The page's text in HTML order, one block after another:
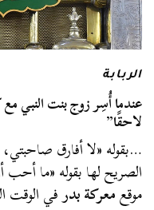
الربابة
عندما أُسِر زوج بنت النبي
لاحقًا”
موقعمعركة بدرفي الوقت